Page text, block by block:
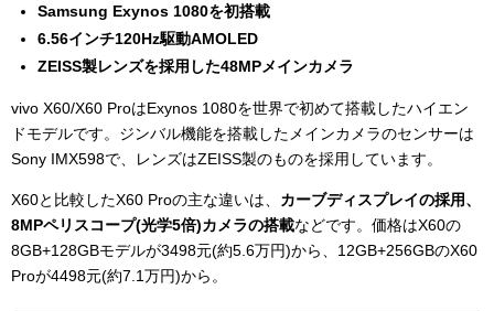
Samsung Exynos 1080を初搭載
6.56インチ120Hz駆動AMOLED
ZEISS製レンズを採用した48MPメインカメラ
vivo X60/X60 ProはExynos 1080を世界で初めて搭載したハイエン
ドモデルです。ジンバル機能を搭載したメインカメラのセンサーは
Sony IMX598で、レンズはZEISS製のものを採用しています。
X60と比較したX60 Proの主な違いは、 カーブディスプレイの採用、
8MPペリスコープ(光学5倍)カメラの搭載などです。価格はX60の
8GB+128GBモデルが3498元(約5.6万円)から、12GB+256GBのX60
Proが4498元(約7.1万円)から。